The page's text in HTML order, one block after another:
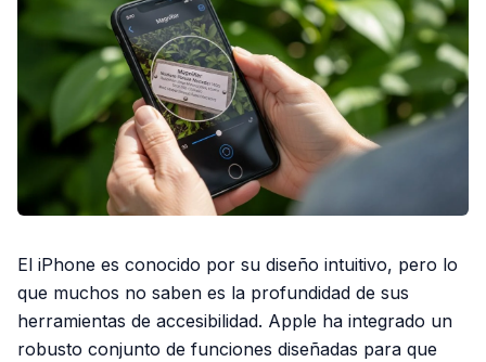
El iPhone es conocido por su diseño intuitivo, pero lo
que muchos no saben es la profundidad de sus
herramientas de accesibilidad. Apple ha integrado un
robusto conjunto de funciones diseñadas para que